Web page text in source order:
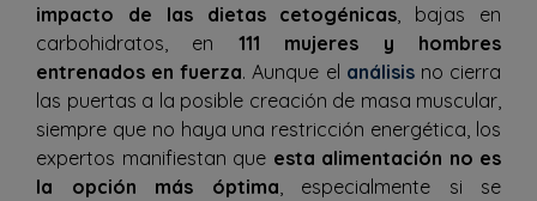
impacto de las dietas cetogénicas, bajas en
carbohidratos, en 111 mujeres y hombres
entrenados en fuerza. Aunque el análisisno cierra
las puertas a la posible creación de masa muscular,
siempre que no haya una restricción energética, los
expertos manifiestan que esta alimentación no es
la opción más óptima, especialmente si se